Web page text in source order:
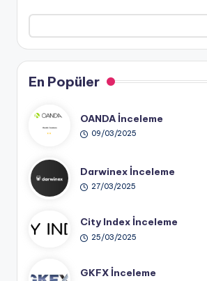
En Popüler
OANDA İnceleme
09/03/2025
Darwinex İnceleme
27/03/2025
City Index İnceleme
25/03/2025
GKFX İnceleme